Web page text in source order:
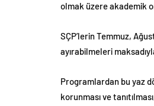
olmak üzere akademik
SÇP’lerin Temmuz,
ayırabilmeleri
Programlardan bu yaz
korunması ve